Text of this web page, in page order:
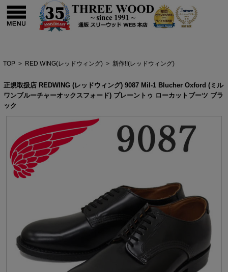
TOP > RED WING(レッドウィング) > 新作!!(レッドウィング)
正規取扱店 REDWING (レッドウィング) 9087 Mil-1 Blucher Oxford (ミル
ワンブルーチャーオックスフォード) プレーントゥ ローカットブーツ ブラ
ック